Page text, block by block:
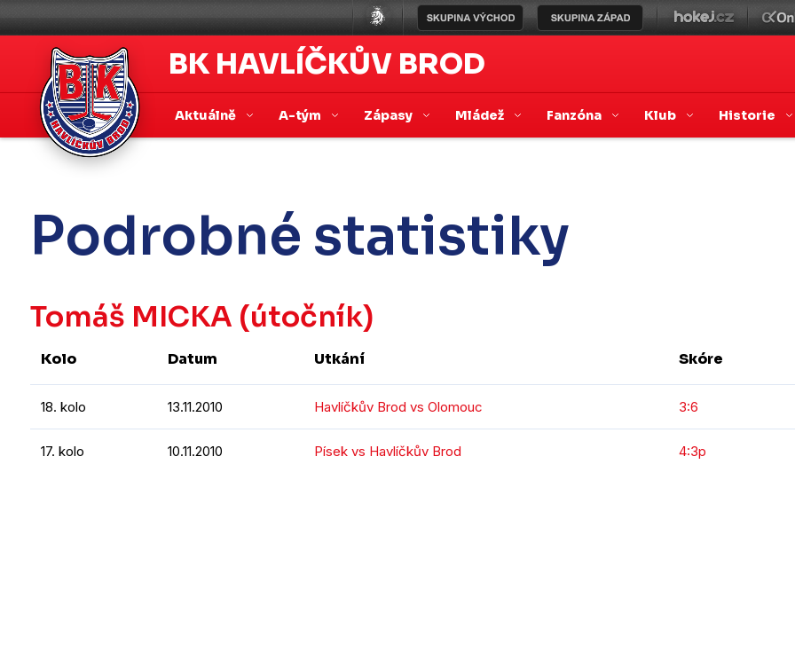
BK HAVLÍČKŮV BROD
Aktuálně A-tým Zápasy Mládež Fanzóna Klub Historie
Podrobné statistiky
Tomáš MICKA (útočník)
Kolo Datum Utkání Skóre
18. kolo 13.11.2010 Havlíčkův Brod vs Olomouc 3:6
17. kolo 10.11.2010 Písek vs Havlíčkův Brod 4:3p